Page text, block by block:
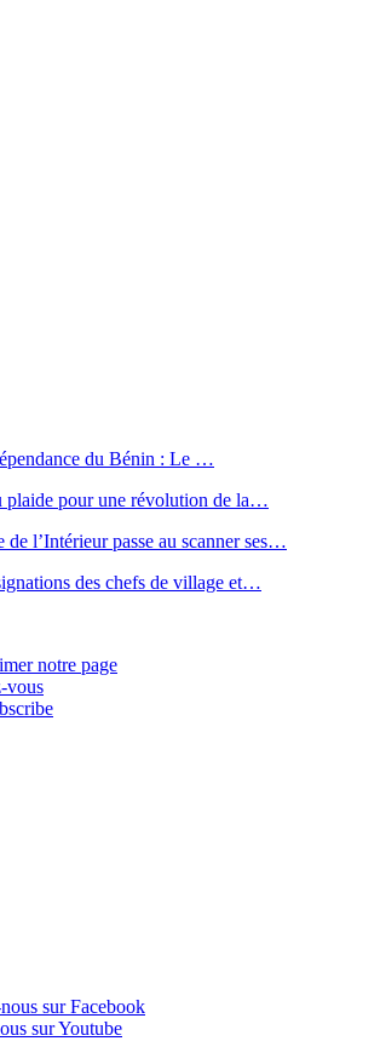
du Bénin : Le …
plaide pour une révolution de la…
l’Intérieur passe au scanner ses…
des chefs de village et…
notre page
vous
sur Facebook
sur Youtube